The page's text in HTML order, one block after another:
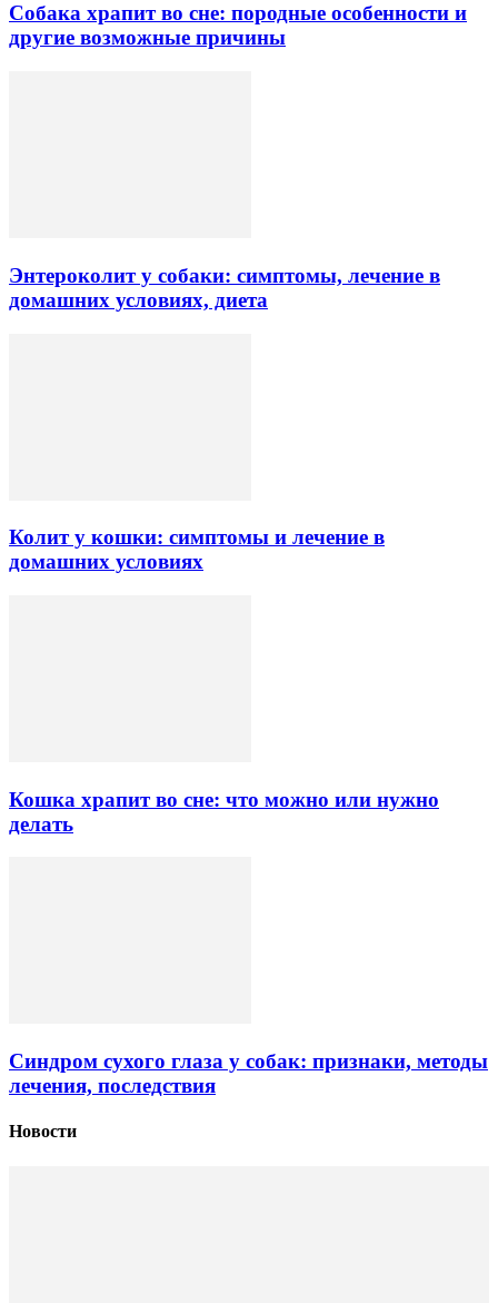
Собака храпит во сне: породные особенности и
другие возможные причины
Энтероколит у собаки: симптомы, лечение в
домашних условиях, диета
Колит у кошки: симптомы и лечение в
домашних условиях
Кошка храпит во сне: что можно или нужно
делать
Синдром сухого глаза у собак: признаки, методы
лечения, последствия
Новости